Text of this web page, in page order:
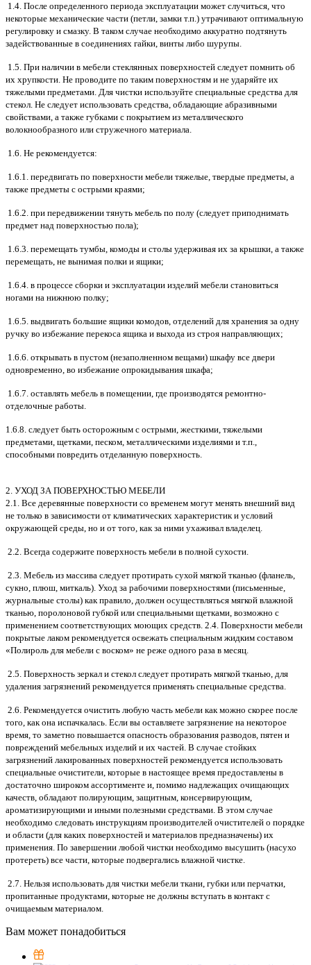
1.4. После определенного периода эксплуатации может случиться, что
некоторые механические части (петли, замки т.п.) утрачивают оптимальную
регулировку и смазку. В таком случае необходимо аккуратно подтянуть
задействованные в соединениях гайки, винты либо шурупы.
1.5. При наличии в мебели стеклянных поверхностей следует помнить об
их хрупкости. Не проводите по таким поверхностям и не ударяйте их
тяжелыми предметами. Для чистки используйте специальные средства для
стекол. Не следует использовать средства, обладающие абразивными
свойствами, а также губками с покрытием из металлического
волокнообразного или стружечного материала.
1.6. Не рекомендуется:
1.6.1. передвигать по поверхности мебели тяжелые, твердые предметы, а
также предметы с острыми краями;
1.6.2. при передвижении тянуть мебель по полу (следует приподнимать
предмет над поверхностью пола);
1.6.3. перемещать тумбы, комоды и столы удерживая их за крышки, а также
перемещать, не вынимая полки и ящики;
1.6.4. в процессе сборки и эксплуатации изделий мебели становиться
ногами на нижнюю полку;
1.6.5. выдвигать большие ящики комодов, отделений для хранения за одну
ручку во избежание перекоса ящика и выхода из строя направляющих;
1.6.6. открывать в пустом (незаполненном вещами) шкафу все двери
одновременно, во избежание опрокидывания шкафа;
1.6.7. оставлять мебель в помещении, где производятся ремонтно-
отделочные работы.
1.6.8. следует быть осторожным с острыми, жесткими, тяжелыми
предметами, щетками, песком, металлическими изделиями и т.п.,
способными повредить отделанную поверхность.
2. УХОД ЗА ПОВЕРХНОСТЬЮ МЕБЕЛИ
2.1. Все деревянные поверхности со временем могут менять внешний вид
не только в зависимости от климатических характеристик и условий
окружающей среды, но и от того, как за ними ухаживал владелец.
2.2. Всегда содержите поверхность мебели в полной сухости.
2.3. Мебель из массива следует протирать сухой мягкой тканью (фланель,
сукно, плюш, миткаль). Уход за рабочими поверхностями (письменные,
журнальные столы) как правило, должен осуществляться мягкой влажной
тканью, поролоновой губкой или специальными щетками, возможно с
применением соответствующих моющих средств. 2.4. Поверхности мебели
покрытые лаком рекомендуется освежать специальным жидким составом
«Полироль для мебели с воском» не реже одного раза в месяц.
2.5. Поверхность зеркал и стекол следует протирать мягкой тканью, для
удаления загрязнений рекомендуется применять специальные средства.
2.6. Рекомендуется очистить любую часть мебели как можно скорее после
того, как она испачкалась. Если вы оставляете загрязнение на некоторое
время, то заметно повышается опасность образования разводов, пятен и
повреждений мебельных изделий и их частей. В случае стойких
загрязнений лакированных поверхностей рекомендуется использовать
специальные очистители, которые в настоящее время предоставлены в
достаточно широком ассортименте и, помимо надлежащих очищающих
качеств, обладают полирующим, защитным, консервирующим,
ароматизирующими и иными полезными средствами. В этом случае
необходимо следовать инструкциям производителей очистителей о порядке
и области (для каких поверхностей и материалов предназначены) их
применения. По завершении любой чистки необходимо высушить (насухо
протереть) все части, которые подвергались влажной чистке.
2.7. Нельзя использовать для чистки мебели ткани, губки или перчатки,
пропитанные продуктами, которые не должны вступать в контакт с
очищаемым материалом.
Вам может понадобиться